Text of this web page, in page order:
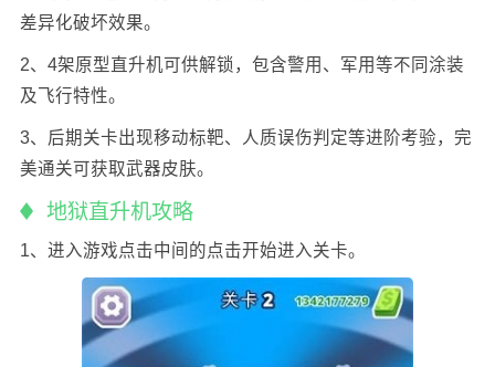
差异化破坏效果。
2、4架原型直升机可供解锁，包含警用、军用等不同涂装
及飞行特性。
3、后期关卡出现移动标靶、人质误伤判定等进阶考验，完
美通关可获取武器皮肤。
地狱直升机攻略
1、进入游戏点击中间的点击开始进入关卡。